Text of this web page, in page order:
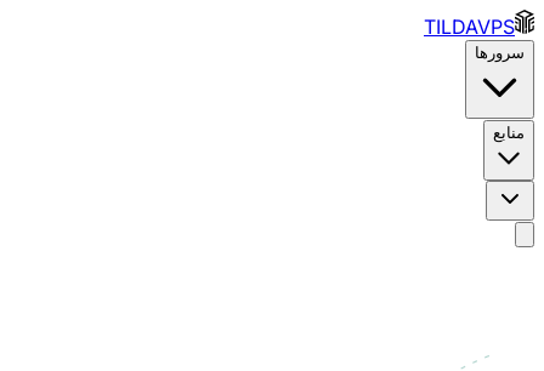
TILDAVPS
سرورها
منابع